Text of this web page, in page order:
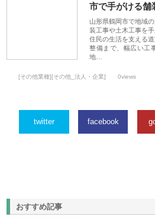
市で手がける舗
山形県鶴岡市で地域
装工事や土木工事を
住民の生活を支える
整備まで、幅広い工
地…
[その他業種][その他_法人・企業] 0views
twitter facebook
おすすめ記事